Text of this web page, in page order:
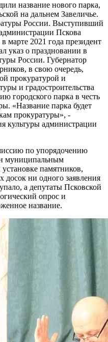
название нового парка,
на дальнем Завеличье.
России. Выступивший
Пскова
марте 2021 года президент
указ о праздновании в
России. Губернатор
в свою очередь,
прокуратурой и
и градостроительства
городского парка в честь
«Название парка будет
прокуратуры», -
культуры администрации
по упорядочению
муниципальным
памятников,
ни одного заявления
а депутаты Псковской
опрос и
название.